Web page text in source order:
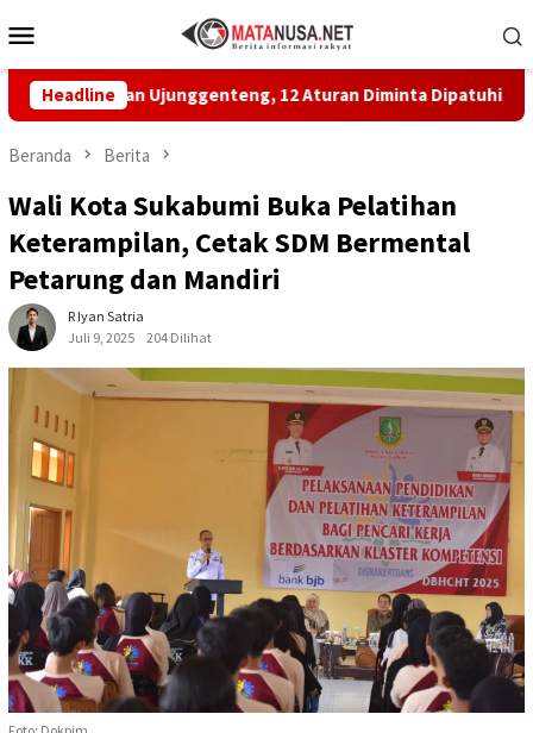
ke
Mobile
Headline
Ujunggenteng, 12 Aturan Diminta Dipatuhi MBG
Beranda Berita
Wali Kota Sukabumi Buka Pelatihan
Keterampilan, Cetak SDM Bermental
Petarung dan Mandiri
R Iyan Satria
Juli 9, 2025
204 Dilihat